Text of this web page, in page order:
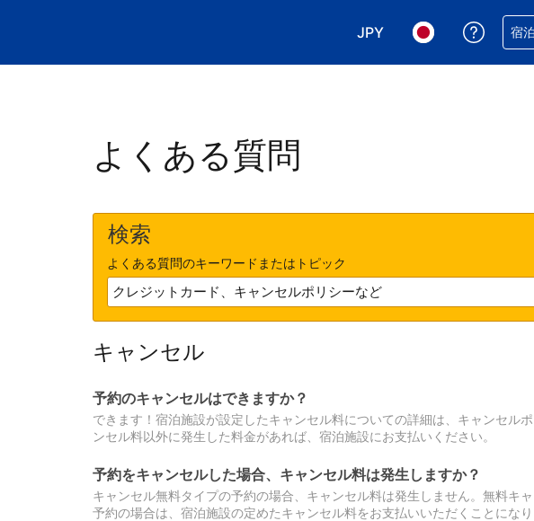
JPY
表示通貨を選択. 現在選択
言語を選択. 現在
予約
宿
よくある質問
検索
よくある質問のキーワードまたはトピック
キャンセル
予約のキャンセルはできますか？
できます！宿泊施設が設定したキャンセル料についての詳細は、キャンセル
ンセル料以外に発生した料金があれば、宿泊施設にお支払いください。
予約をキャンセルした場合、キャンセル料は発生しますか？
キャンセル無料タイプの予約の場合、キャンセル料は発生しません。無料キ
予約の場合は、宿泊施設の定めたキャンセル料をお支払いいただくことにな